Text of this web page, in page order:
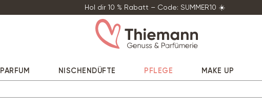
Hol dir 10 % Rabatt – Code: SUMMER10 ☀️
PARFUM NISCHENDÜFTE PFLEGE MAKE UP